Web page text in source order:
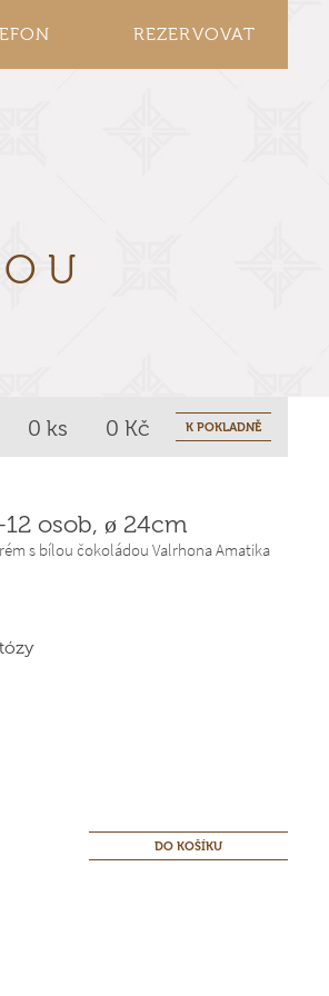
REZERVOVAT
0 ks 0 Kč K POKLADNĚ
osob, ø 24cm
s bílou čokoládou Valrhona Amatika